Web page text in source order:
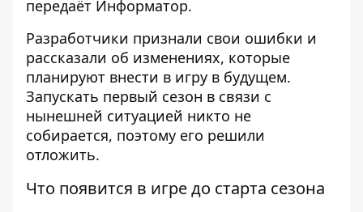
передаёт Информатор.
Разработчики признали свои ошибки и
рассказали об изменениях, которые
планируют внести в игру в будущем.
Запускать первый сезон в связи с
нынешней ситуацией никто не
собирается, поэтому его решили
отложить.
Что появится в игре до старта сезона